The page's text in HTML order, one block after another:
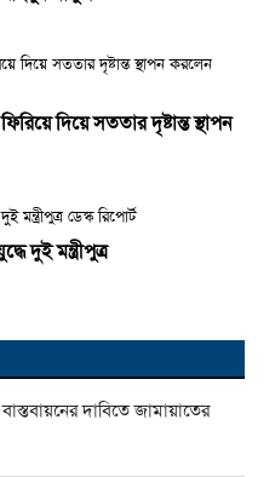
দিয়ে সততার দৃষ্টান্ত স্থাপন
দুই মন্ত্রীপুত্র
দাবিতে জামায়াতের